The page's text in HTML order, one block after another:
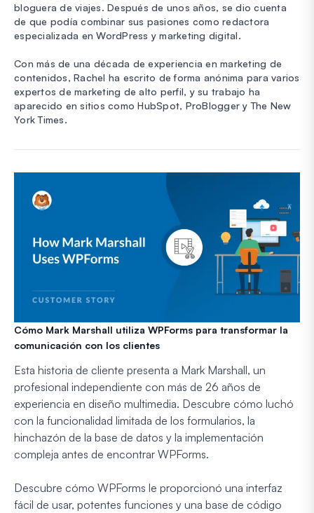
bloguera de viajes. Después de unos años, se dio cuenta
de que podía combinar sus pasiones como redactora
especializada en WordPress y marketing digital.
Con más de una década de experiencia en marketing de
contenidos, Rachel ha escrito de forma anónima para varios
expertos de marketing de alto perfil, y su trabajo ha
aparecido en sitios como HubSpot, ProBlogger y The New
York Times.
Cómo Mark Marshall utiliza WPForms para transformar la
comunicación con los clientes
Esta historia de cliente presenta a Mark Marshall, un
profesional independiente con más de 26 años de
experiencia en diseño multimedia. Descubre cómo luchó
con la funcionalidad limitada de los formularios, la
hinchazón de la base de datos y la implementación
compleja antes de encontrar WPForms.
Descubre cómo WPForms le proporcionó una interfaz
fácil de usar, potentes funciones y una base de código